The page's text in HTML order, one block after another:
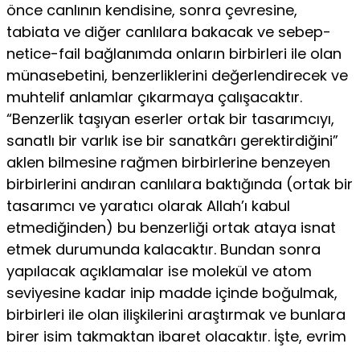
önce canlının kendisine, sonra çevresine,
tabiata ve diğer canlılara bakacak ve sebep-
netice-fail bağlanımda onların birbirleri ile olan
münasebetini, benzerliklerini değerlendirecek ve
muhtelif anlamlar çıkarmaya çalışacaktır.
“Benzerlik taşıyan eserler ortak bir tasarımcıyı,
sanatlı bir varlık ise bir sanatkârı gerektirdiğini”
aklen bilmesine rağmen birbirlerine benzeyen
birbirlerini andıran canlılara baktığında (ortak bir
tasarımcı ve yaratıcı olarak Allah’ı kabul
etmediğinden) bu benzerliği ortak ataya isnat
etmek durumunda kalacaktır. Bundan sonra
yapılacak açıklamalar ise molekül ve atom
seviyesine kadar inip madde içinde boğulmak,
birbirleri ile olan ilişkilerini araştırmak ve bunlara
birer isim takmaktan ibaret olacaktır. İşte, evrim